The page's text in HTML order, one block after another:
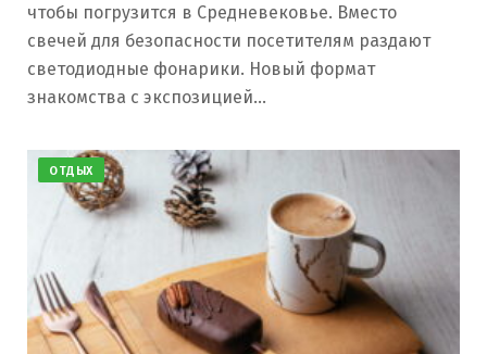
чтобы погрузится в Средневековье. Вместо
свечей для безопасности посетителям раздают
светодиодные фонарики. Новый формат
знакомства с экспозицией…
ОТДЫХ